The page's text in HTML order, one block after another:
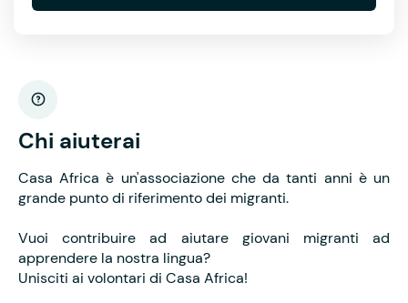
Chi aiuterai
Casa Africa è un'associazione che da tanti anni è un
grande punto di riferimento dei migranti.
Vuoi contribuire ad aiutare giovani migranti ad
apprendere la nostra lingua?
Unisciti ai volontari di Casa Africa!